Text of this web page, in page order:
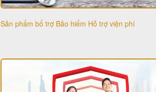
Sản phẩm bổ trợ Bảo hiểm Hỗ trợ viện phí